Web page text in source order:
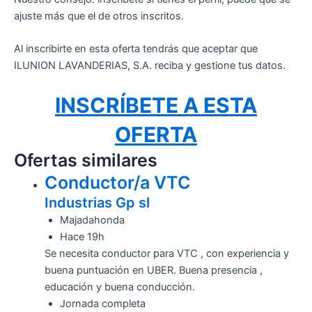
ajuste más que el de otros inscritos.
Al inscribirte en esta oferta tendrás que aceptar que
ILUNION LAVANDERIAS, S.A. reciba y gestione tus datos.
INSCRÍBETE A ESTA
OFERTA
Ofertas similares
Conductor/a VTC
Industrias Gp sl
Majadahonda
Hace 19h
Se necesita conductor para VTC , con experiencia y
buena puntuación en UBER. Buena presencia ,
educación y buena conducción.
Jornada completa